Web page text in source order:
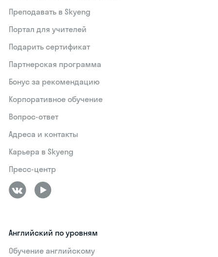
Преподавать в Skyeng
Портал для учителей
Подарить сертификат
Партнерская программа
Бонус за рекомендацию
Корпоративное обучение
Вопрос-ответ
Адреса и контакты
Карьера в Skyeng
Пресс-центр
Английский по уровням
Обучение английскому